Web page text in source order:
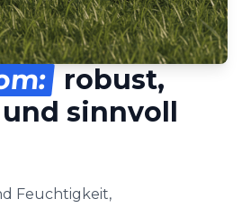
robust,
sinnvoll
Feuchtigkeit,